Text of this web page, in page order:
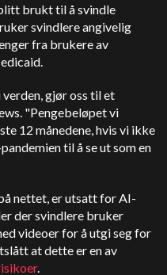
brukt til å svindle
svindlere angivelig
fra brukere av
gjør oss til et
"Pengebeløpet vi
12 månedene, hvis vi ikke
til å se ut som en
nettet, er utsatt for AI-
der svindlere bruker
videoer for å utgi seg for
at dette er en av
.